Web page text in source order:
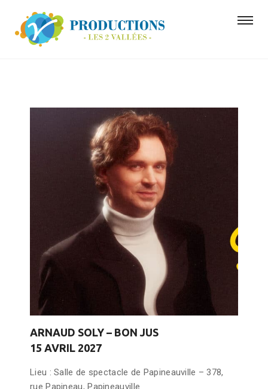
ARNAUD SOLY – BON JUS
15 AVRIL 2027
Lieu : Salle de spectacle de Papineauville – 378,
rue Papineau, Papineauville